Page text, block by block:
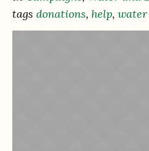
tags donations, help, water